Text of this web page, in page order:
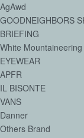
AgAwd
GOODNEIGHBORS
BRIEFING
White Mountaineering
EYEWEAR
APFR
IL BISONTE
VANS
Danner
Others Brand